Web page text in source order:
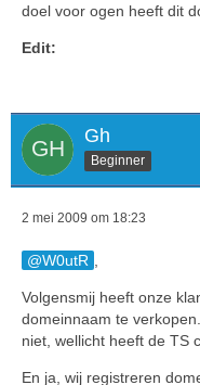
doel voor ogen heeft dit
Edit:
Gh
Beginner
2 mei 2009 om 18:23
W0utR
Volgensmij heeft onze
domeinnaam te
niet, wellicht heeft de TS
En ja, wij registreren